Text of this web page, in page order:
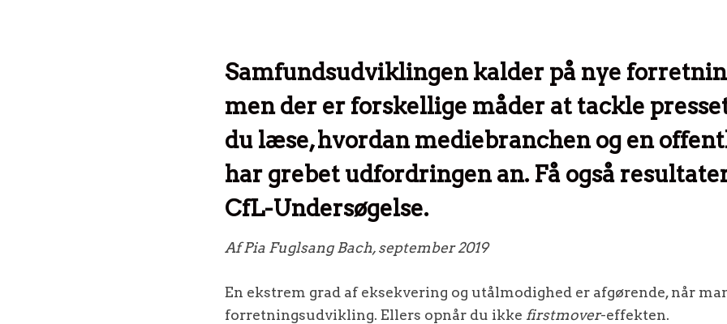
Samfundsudviklingen kalder på nye
men der er forskellige måder at tackle
du læse, hvordan mediebranchen og en
har grebet udfordringen an. Få også
CfL-Undersøgelse.
Af Pia Fuglsang Bach, september 2019
En ekstrem grad af eksekvering og utålmodighed er afgørende, når
forretningsudvikling. Ellers opnår du ikke firstmover-effekten.